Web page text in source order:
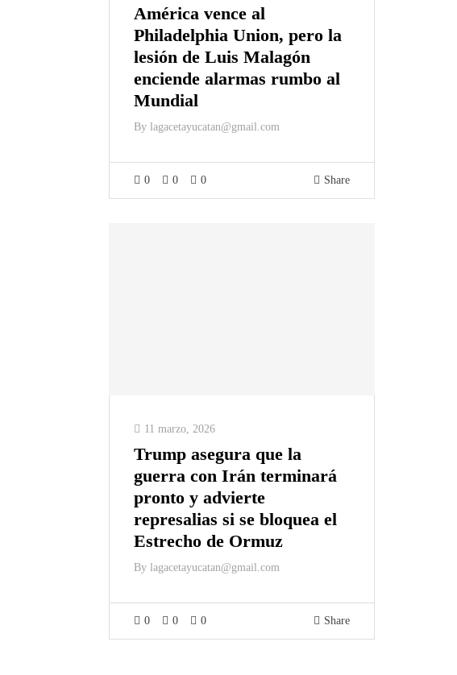
América vence al
Philadelphia Union, pero la
lesión de Luis Malagón
enciende alarmas rumbo al
Mundial
By lagacetayucatan@gmail.com
0 0 0 Share
11 marzo, 2026
Trump asegura que la
guerra con Irán terminará
pronto y advierte
represalias si se bloquea el
Estrecho de Ormuz
By lagacetayucatan@gmail.com
0 0 0 Share